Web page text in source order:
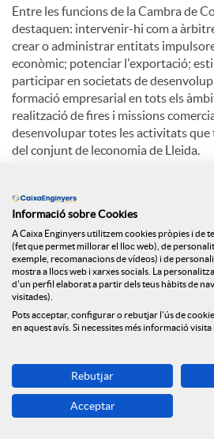
Entre les funcions de la Cambra de
destaquen: intervenir-hi com a
crear o administrar entitats
econòmic; potenciar l'exportació;
participar en societats de
formació empresarial en tots els
realització de fires i missions
desenvolupar totes les activitats
del conjunt de leconomia de Lleida.
internacionalització, la informació
les TIC, la indústria, la legislació, el
d'empreses.
C
m
Notícies
El Grup Caixa Enginyers
Informació sobre Cookies
A Caixa Enginyers utilitzem cookies pròpies i de
(fet que permet millorar el lloc web), de
exemple, recomanacions de vídeos) i de
mostra a llocs web i xarxes socials. La
d'un perfil elaborat a partir dels teus hàbits de
visitades).
Pots acceptar, configurar o rebutjar l'ús de
en aquest avís. Si necessites més informació
Rebutjar
Acceptar